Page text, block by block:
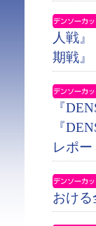
人戦
期戦』
『
『
レポー
おけ